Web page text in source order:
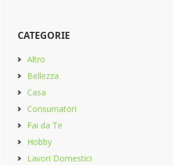
CATEGORIE
Altro
Bellezza
Casa
Consumatori
Fai da Te
Hobby
Lavori Domestici